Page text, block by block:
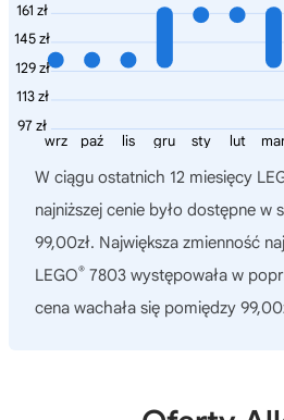
161 zł
145 zł
129 zł
113 zł
97 zł
lut
sty
gru
lis
paź
wrz
W ciągu ostatnich 12 miesięcy
najniższej cenie było dostępne w
99,00zł. Największa zmienność
LEGO® 7803 występowała w
cena wachała się pomiędzy